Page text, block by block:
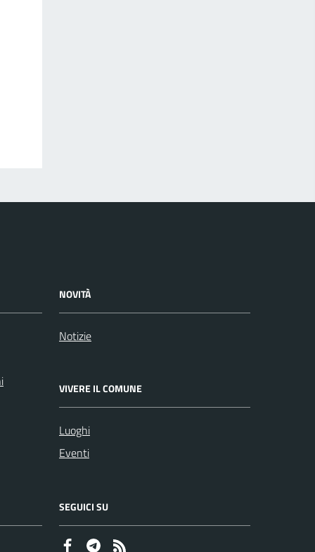
NOVITÀ
Notizie
VIVERE IL COMUNE
Luoghi
Eventi
SEGUICI SU